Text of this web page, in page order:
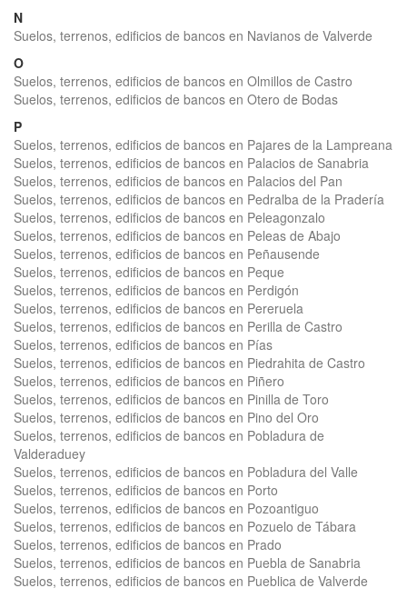
N
Suelos, terrenos, edificios de bancos en Navianos de Valverde
O
Suelos, terrenos, edificios de bancos en Olmillos de Castro
Suelos, terrenos, edificios de bancos en Otero de Bodas
P
Suelos, terrenos, edificios de bancos en Pajares de la Lampreana
Suelos, terrenos, edificios de bancos en Palacios de Sanabria
Suelos, terrenos, edificios de bancos en Palacios del Pan
Suelos, terrenos, edificios de bancos en Pedralba de la Pradería
Suelos, terrenos, edificios de bancos en Peleagonzalo
Suelos, terrenos, edificios de bancos en Peleas de Abajo
Suelos, terrenos, edificios de bancos en Peñausende
Suelos, terrenos, edificios de bancos en Peque
Suelos, terrenos, edificios de bancos en Perdigón
Suelos, terrenos, edificios de bancos en Pereruela
Suelos, terrenos, edificios de bancos en Perilla de Castro
Suelos, terrenos, edificios de bancos en Pías
Suelos, terrenos, edificios de bancos en Piedrahita de Castro
Suelos, terrenos, edificios de bancos en Piñero
Suelos, terrenos, edificios de bancos en Pinilla de Toro
Suelos, terrenos, edificios de bancos en Pino del Oro
Suelos, terrenos, edificios de bancos en Pobladura de
Valderaduey
Suelos, terrenos, edificios de bancos en Pobladura del Valle
Suelos, terrenos, edificios de bancos en Porto
Suelos, terrenos, edificios de bancos en Pozoantiguo
Suelos, terrenos, edificios de bancos en Pozuelo de Tábara
Suelos, terrenos, edificios de bancos en Prado
Suelos, terrenos, edificios de bancos en Puebla de Sanabria
Suelos, terrenos, edificios de bancos en Pueblica de Valverde